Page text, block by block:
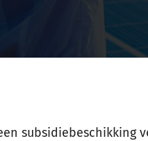
subsidiebeschikking